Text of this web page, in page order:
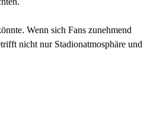
Wenn sich Fans zunehmend
nicht nur Stadionatmosphäre und